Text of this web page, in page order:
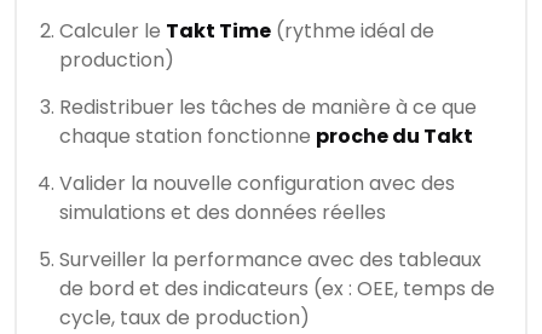
Calculer le Takt Time (rythme idéal de
production)
Redistribuer les tâches de manière à ce que
chaque station fonctionne proche du Takt
Valider la nouvelle configuration avec des
simulations et des données réelles
Surveiller la performance avec des tableaux
de bord et des indicateurs (ex : OEE, temps de
cycle, taux de production)